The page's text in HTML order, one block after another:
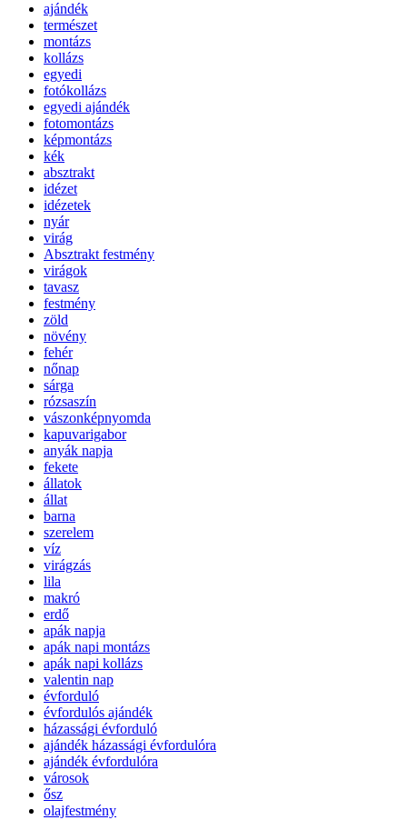
ajándék
természet
montázs
kollázs
egyedi
fotókollázs
egyedi ajándék
fotomontázs
képmontázs
kék
absztrakt
idézet
idézetek
nyár
virág
Absztrakt festmény
virágok
tavasz
festmény
zöld
növény
fehér
nőnap
sárga
rózsaszín
vászonképnyomda
kapuvarigabor
anyák napja
fekete
állatok
állat
barna
szerelem
víz
virágzás
lila
makró
erdő
apák napja
apák napi montázs
apák napi kollázs
valentin nap
évforduló
évfordulós ajándék
házassági évforduló
ajándék házassági évfordulóra
ajándék évfordulóra
városok
ősz
olajfestmény